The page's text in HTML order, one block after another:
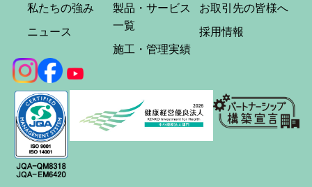
私たちの強み
ニュース
製品・サービス
一覧
施工・管理実績
お取引先の皆様へ
採用情報